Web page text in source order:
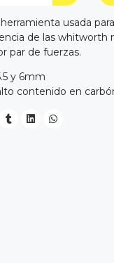
usada
de las whitworth
par de fuerzas.
y 6mm
contenido en